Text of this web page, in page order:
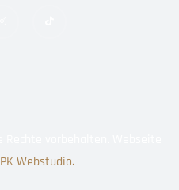
PK Webstudio.